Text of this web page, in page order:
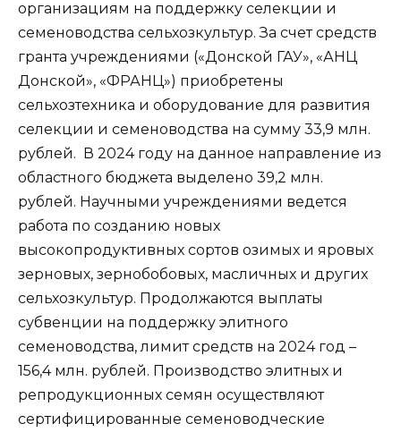
организациям на поддержку селекции и
семеноводства сельхозкультур. За счет средств
гранта учреждениями («Донской ГАУ», «АНЦ
Донской», «ФРАНЦ») приобретены
сельхозтехника и оборудование для развития
селекции и семеноводства на сумму 33,9 млн.
рублей. В 2024 году на данное направление из
областного бюджета выделено 39,2 млн.
рублей. Научными учреждениями ведется
работа по созданию новых
высокопродуктивных сортов озимых и яровых
зерновых, зернобобовых, масличных и других
сельхозкультур. Продолжаются выплаты
субвенции на поддержку элитного
семеноводства, лимит средств на 2024 год –
156,4 млн. рублей. Производство элитных и
репродукционных семян осуществляют
сертифицированные семеноводческие